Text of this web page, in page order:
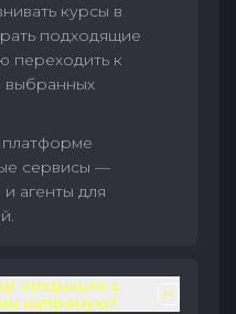
курсы в
подходящие
переходить к
сервисы —
агенты для
операции с
напрямую?